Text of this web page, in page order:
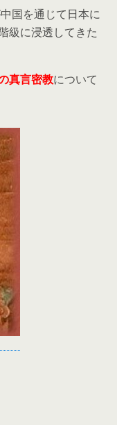
国を通じて日本に
級に浸透してきた
真言密教について